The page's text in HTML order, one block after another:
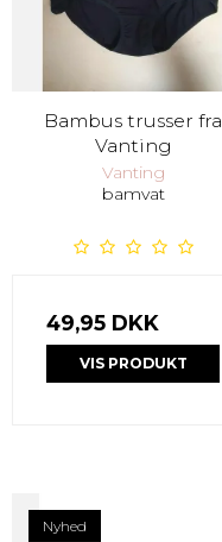
Bambus trusser fra
Vanting
Vanting
bamvat
49,95 DKK
VIS PRODUKT
Nyhed